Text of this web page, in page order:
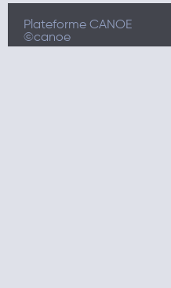
Plateforme CANOE
©canoe